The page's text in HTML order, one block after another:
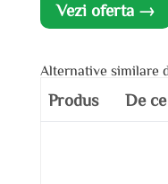
Vezi oferta →
Alternative similare
Produs De ce